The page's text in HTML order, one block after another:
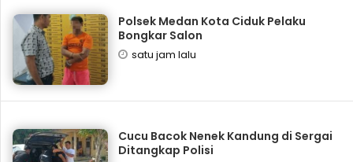
Polsek Medan Kota Ciduk Pelaku
Bongkar Salon
satu jam lalu
Cucu Bacok Nenek Kandung di Sergai
Ditangkap Polisi